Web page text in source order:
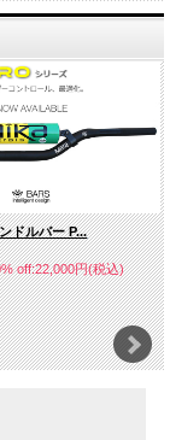
ドルバー P...
off:22,000円(税込)